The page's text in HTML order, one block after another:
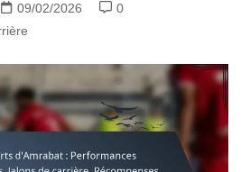
09/02/2026
0